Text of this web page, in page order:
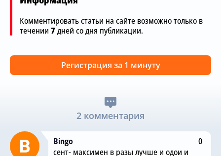
Комментировать статьи на сайте возможно только в
течении 7дней со дня публикации.
Регистрация за 1 минуту
2 комментария
Bingo
0
сент- максимен в разы лучше и одои и